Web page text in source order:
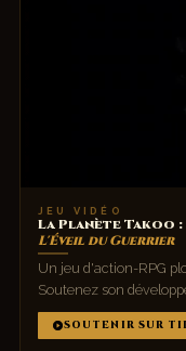
JEU VIDÉO
La Planète Takoo :
L'Éveil du Guerrier
Un jeu d'action-RPG
Soutenez son
SOUTENIR SUR